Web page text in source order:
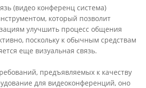
(видео конференц система)
который позволит
улучшить процесс общения
поскольку к обычным средствам
еще визуальная связь.
предъявляемых к качеству
для видеоконференций, оно